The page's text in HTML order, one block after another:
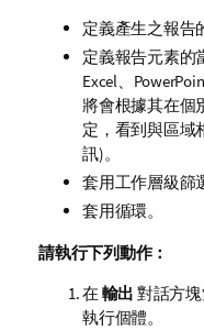
定義產生之報告
定義報告元素的
Excel、
將會根據其在個
定，看到與區域
訊)。
套用工作層級篩
套用循環。
請執行下列動作：
在 輸出 對話方
執行個體。